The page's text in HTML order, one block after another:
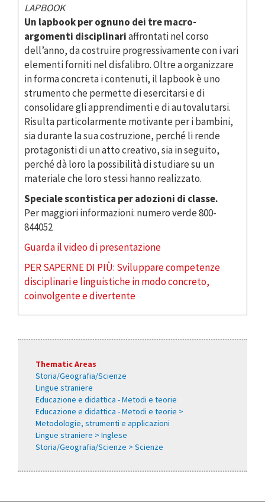
LAPBOOK
Un lapbook per ognuno dei tre macro-
argomenti disciplinariaffrontati nel corso
dell’anno, da costruire progressivamente con i vari
elementi forniti nel disfalibro. Oltre a organizzare
in forma concreta i contenuti, il lapbook è uno
strumento che permette di esercitarsi e di
consolidare gli apprendimenti e di autovalutarsi.
Risulta particolarmente motivante per i bambini,
sia durante la sua costruzione, perché li rende
protagonisti di un atto creativo, sia in seguito,
perché dà loro la possibilità di studiare su un
materiale che loro stessi hanno realizzato.
Speciale scontistica per adozioni di classe.
Per maggiori informazioni: numero verde 800-
844052
Guarda il video di presentazione
PER SAPERNE DI PIÙ: Sviluppare competenze
disciplinari e linguistiche in modo concreto,
coinvolgente e divertente
Thematic Areas
Storia/Geografia/Scienze
Lingue straniere
Educazione e didattica - Metodi e teorie
Educazione e didattica - Metodi e teorie >
Metodologie, strumenti e applicazioni
Lingue straniere > Inglese
Storia/Geografia/Scienze > Scienze